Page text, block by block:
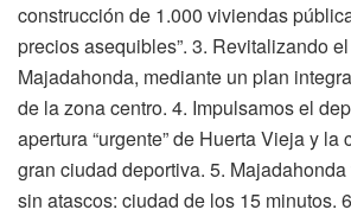
construcción de 1.000 viviendas
precios asequibles”. 3. Revitalizando
Majadahonda, mediante un plan
de la zona centro. 4. Impulsamos el
apertura “urgente” de Huerta Vieja y la
gran ciudad deportiva. 5.
sin atascos: ciudad de los 15 minutos.